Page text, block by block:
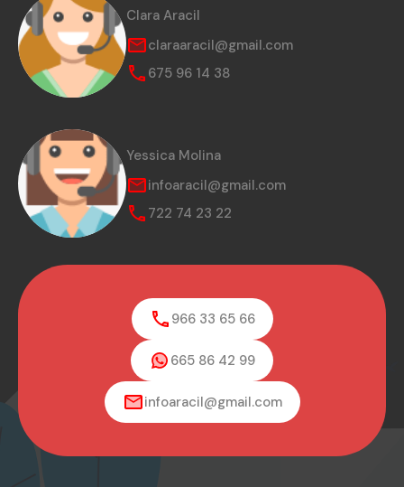
Clara Aracil
claraaracil@gmail.com
675 96 14 38
Yessica Molina
infoaracil@gmail.com
722 74 23 22
966 33 65 66
665 86 42 99
infoaracil@gmail.com